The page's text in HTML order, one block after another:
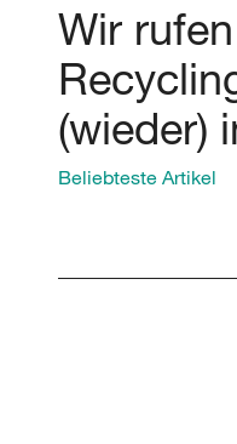
Wir
(wieder)
Beliebteste Artikel